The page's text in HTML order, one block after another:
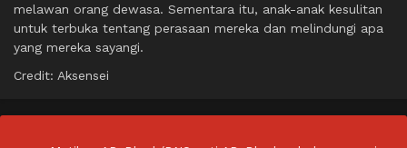
melawan orang dewasa. Sementara itu, anak-anak kesulitan
untuk terbuka tentang perasaan mereka dan melindungi apa
yang mereka sayangi.
Credit: Aksensei